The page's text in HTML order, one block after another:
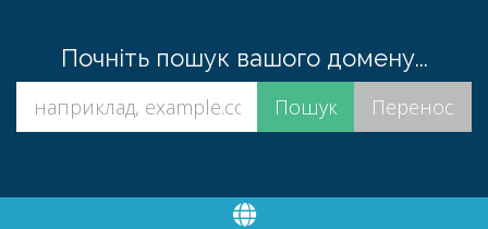
Почніть пошук вашого домену...